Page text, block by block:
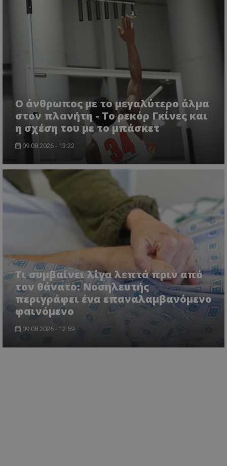
Ο άνθρωπος με το μεγαλύτερο άλμα
στον πλανήτη - Το ρεκόρ Γκίνες και
η σχέση του με το μπάσκετ
09.08.2026 - 13:22
Τι συμβαίνει λίγα λεπτά πριν από
τον θάνατο: Νοσηλευτής
περιγράφει ένα επαναλαμβανόμενο
φαινόμενο
09.08.2026 - 12:59